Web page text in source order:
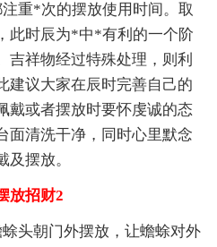
注重*次的摆放使用时间。取
此时辰为*中*有利的一个阶
吉祥物经过特殊处理，则利
建议大家在辰时完善自己的
戴或者摆放时要怀虔诚的态
面清洗干净，同时心里默念
及摆放。
招财2
头朝门外摆放，让蟾蜍对外